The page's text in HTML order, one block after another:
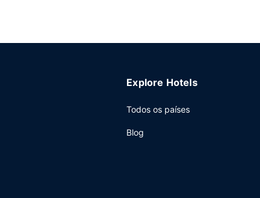
Explore Hotels
Todos os países
Blog